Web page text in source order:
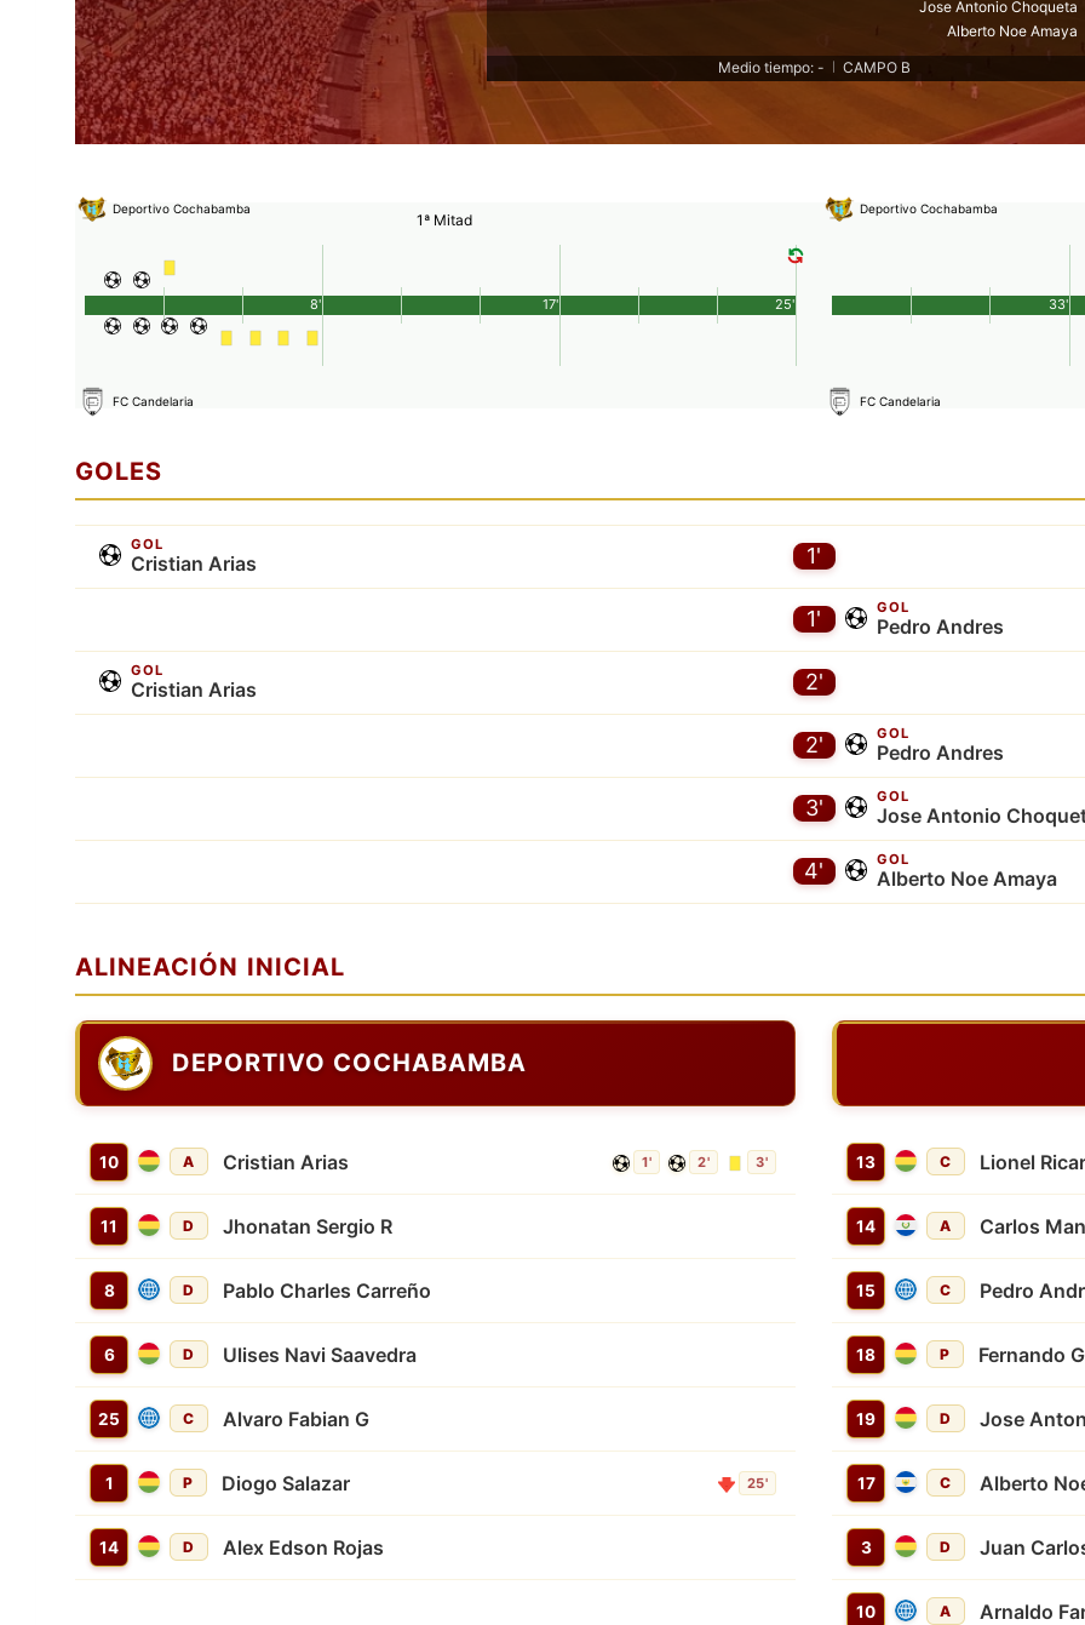
Jose Antonio Choqueta
Alberto Noe Amaya
Medio tiempo: -
CAMPO B
Deportivo Cochabamba
1ª Mitad
FC Candelaria
25'
8' 17'
Deportivo Cochabamba
FC Candelaria
33'
GOLES
GOL
Cristian Arias 1'
1' GOL
Pedro Andres
GOL
Cristian Arias 2'
2' GOL
Pedro Andres
3' GOL
Jose Antonio
4' GOL
Alberto Noe Amaya
ALINEACIÓN INICIAL
DEPORTIVO COCHABAMBA
10 A Cristian Arias 1' 2' 3'
11 D Jhonatan Sergio R
8 D Pablo Charles Carreño
6 D Ulises Navi Saavedra
25 C Alvaro Fabian G
1 P Diogo Salazar 25'
14 D Alex Edson Rojas
13 C Lionel
14 A Carlos
15 C Pedro
18 P Fernando
19 D Jose
17 C Alberto
3 D Juan
10 A Arnaldo